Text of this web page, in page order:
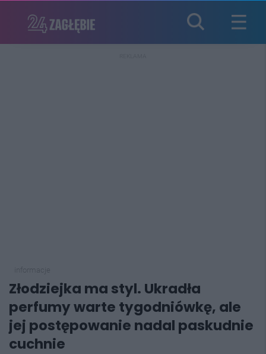
Złodziejka ma styl. Ukradła
perfumy warte tygodniówkę, ale
jej postępowanie nadal paskudnie
cuchnie